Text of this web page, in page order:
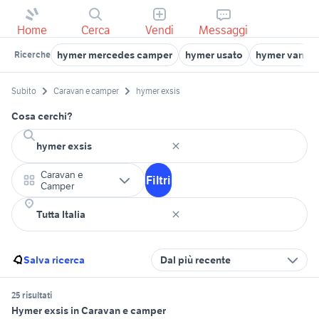
Home Cerca Vendi Messaggi
Ricerche hymer mercedes camper hymer usato hymer van
Subito Caravan e camper hymer exsis
Cosa cerchi?
Caravan e
Camper
Filtri
Salva ricerca Dal più recente
25 risultati
Hymer exsis in Caravan e camper